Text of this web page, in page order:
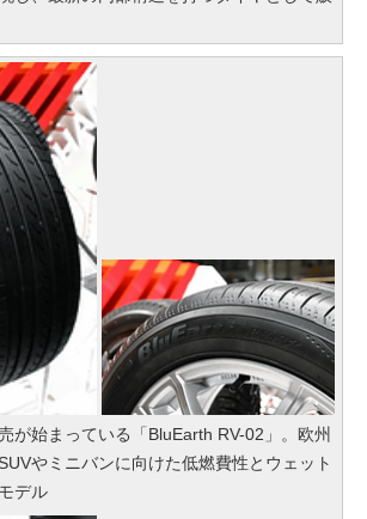
が始まっている「BluEarth RV-02」。欧州
やミニバンに向けた低燃費性とウェット
デル